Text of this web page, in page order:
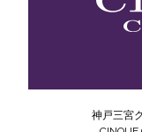
神戸三宮